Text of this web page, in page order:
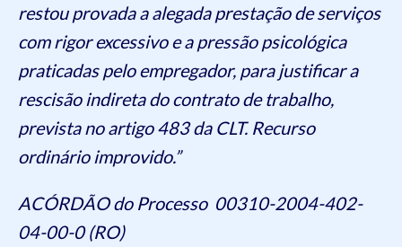
restou provada a alegada prestação de serviços
com rigor excessivo e a pressão psicológica
praticadas pelo empregador, para justificar a
rescisão indireta do contrato de trabalho,
prevista no artigo 483 da CLT. Recurso
ordinário improvido.”
ACÓRDÃO do Processo 00310-2004-402-
04-00-0 (RO)